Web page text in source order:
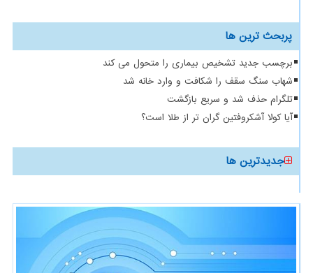
پربحث ترین ها
برچسب جدید تشخیص بیماری را متحول می کند
شهاب سنگ سقف را شکافت و وارد خانه شد
تلگرام حذف شد و سریع بازگشت
آیا کولا آشکروفتین گران تر از طلا است؟
جدیدترین ها